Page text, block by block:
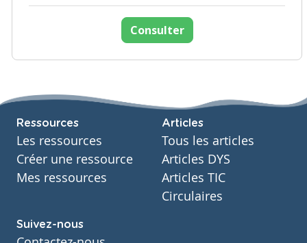
Consulter
Ressources
Les ressources
Créer une ressource
Mes ressources
Articles
Tous les articles
Articles DYS
Articles TIC
Circulaires
Suivez-nous